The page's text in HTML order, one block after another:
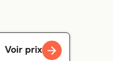
Voir prix